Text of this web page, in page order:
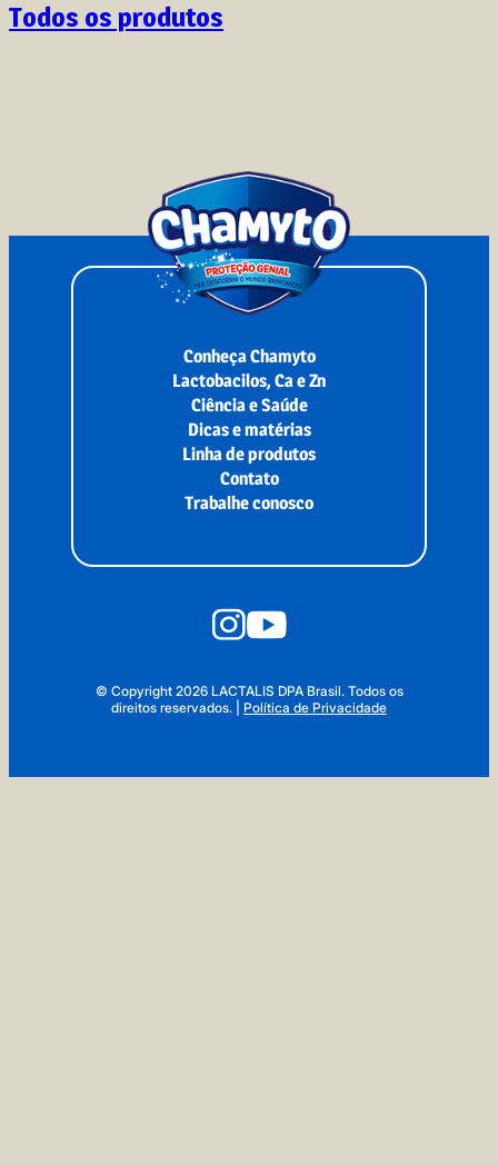
Todos os produtos
Conheça Chamyto
Lactobacilos, Ca e Zn
Ciência e Saúde
Dicas e matérias
Linha de produtos
Contato
Trabalhe conosco
© Copyright 2026 LACTALIS DPA Brasil. Todos os
direitos reservados.
Política de Privacidade